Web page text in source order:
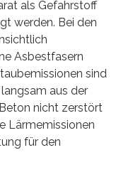
als Gefahrstoff
werden. Bei den
Asbestfasern
sind
aus der
nicht zerstört
Lärmemissionen
für den